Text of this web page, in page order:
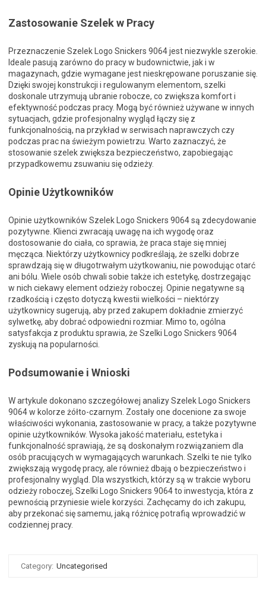
Zastosowanie Szelek w Pracy
Przeznaczenie Szelek Logo Snickers 9064 jest niezwykle szerokie.
Ideale pasują zarówno do pracy w budownictwie, jak i w
magazynach, gdzie wymagane jest nieskrępowane poruszanie się.
Dzięki swojej konstrukcji i regulowanym elementom, szelki
doskonale utrzymują ubranie robocze, co zwiększa komfort i
efektywność podczas pracy. Mogą być również używane w innych
sytuacjach, gdzie profesjonalny wygląd łączy się z
funkcjonalnością, na przykład w serwisach naprawczych czy
podczas prac na świeżym powietrzu. Warto zaznaczyć, że
stosowanie szelek zwiększa bezpieczeństwo, zapobiegając
przypadkowemu zsuwaniu się odzieży.
Opinie Użytkowników
Opinie użytkowników Szelek Logo Snickers 9064 są zdecydowanie
pozytywne. Klienci zwracają uwagę na ich wygodę oraz
dostosowanie do ciała, co sprawia, że praca staje się mniej
męcząca. Niektórzy użytkownicy podkreślają, że szelki dobrze
sprawdzają się w długotrwałym użytkowaniu, nie powodując otarć
ani bólu. Wiele osób chwali sobie także ich estetykę, dostrzegając
w nich ciekawy element odzieży roboczej. Opinie negatywne są
rzadkością i często dotyczą kwestii wielkości – niektórzy
użytkownicy sugerują, aby przed zakupem dokładnie zmierzyć
sylwetkę, aby dobrać odpowiedni rozmiar. Mimo to, ogólna
satysfakcja z produktu sprawia, że Szelki Logo Snickers 9064
zyskują na popularności.
Podsumowanie i Wnioski
W artykule dokonano szczegółowej analizy Szelek Logo Snickers
9064 w kolorze żółto-czarnym. Zostały one docenione za swoje
właściwości wykonania, zastosowanie w pracy, a także pozytywne
opinie użytkowników. Wysoka jakość materiału, estetyka i
funkcjonalność sprawiają, że są doskonałym rozwiązaniem dla
osób pracujących w wymagających warunkach. Szelki te nie tylko
zwiększają wygodę pracy, ale również dbają o bezpieczeństwo i
profesjonalny wygląd. Dla wszystkich, którzy są w trakcie wyboru
odzieży roboczej, Szelki Logo Snickers 9064 to inwestycja, która z
pewnością przyniesie wiele korzyści. Zachęcamy do ich zakupu,
aby przekonać się samemu, jaką różnicę potrafią wprowadzić w
codziennej pracy.
Category: Uncategorised